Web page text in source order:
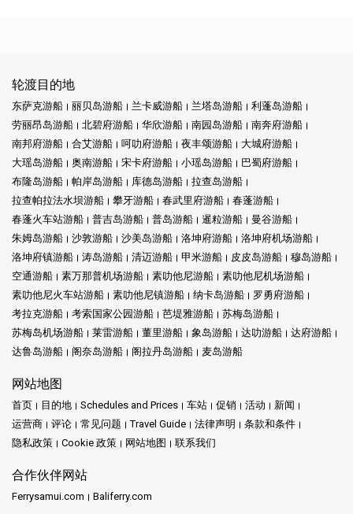
轮渡目的地
东萨克游船 丽贝岛游船 兰卡威游船 兰塔岛游船
利蓬岛游船
劳丽昂岛游船
北碧府游船 华欣游船 南园岛游船
南奔府游船
南邦府游船
合艾游船 呵叻府游船 夜丰颂游船
大城府游船
大瑶岛游船
奥南游船 宋卡府游船 小瑶岛游船
巴蜀府游船
布隆岛游船
帕岸岛游船 库德岛游船
拉查岛游船
拉查帕拉法水坝游船
攀牙游船 春武里府游船
春蓬游船
春蓬火车站游船
普吉岛游船 普岛游船 暹粒游船
曼谷游船
朱姆岛游船
沙敦游船 沙美岛游船 洛坤府游船
洛坤府机场游船
洛坤府镇游船
涛岛游船 清迈游船 甲米游船 皮皮岛游船
穆岛游船
空通游船
素万那普机场游船 素叻他尼游船
素叻他尼机场游船
素叻他尼火车站游船
素叻他尼镇游船 纳卡岛游船
罗勇府游船
考拉克游船
考索国家公园游船 芭堤雅游船
苏梅岛游船
苏梅岛机场游船
莱雷游船 董里游船 象岛游船 达叻游船
达府游船
达鲁岛游船
阁奈岛游船 阁拉丹岛游船 麦岛游船
网站地图
首页 目的地 Schedules and Prices 车站 促销 活动
新闻
运营商
评论 常见问题 Travel Guide 法律声明
条款和条件
隐私政策
Cookie 政策 网站地图 联系我们
合作伙伴网站
Ferrysamui.com Baliferry.com